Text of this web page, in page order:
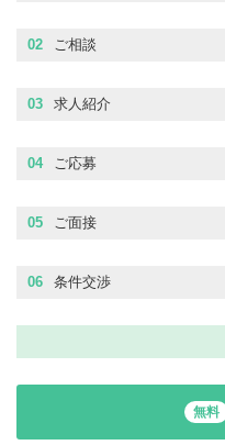
02 ご相談
03 求人紹介
04 ご応募
05 ご面接
06 条件交渉
無料